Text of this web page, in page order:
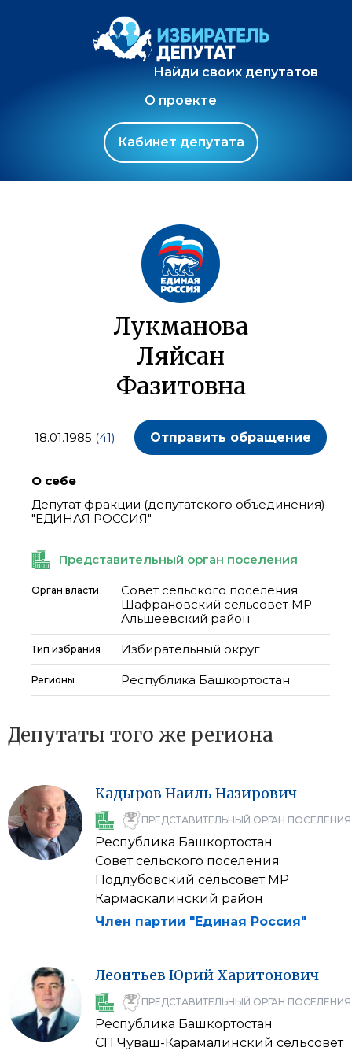
Найди своих депутатов
О проекте
Кабинет депутата
Лукманова
Ляйсан
Фазитовна
18.01.1985 (41) Отправить обращение
О себе
Депутат фракции (депутатского объединения)
"ЕДИНАЯ РОССИЯ"
Представительный орган поселения
Орган власти
Совет сельского поселения
Шафрановский сельсовет МР
Альшеевский район
Тип избрания Избирательный округ
Регионы Республика Башкортостан
Депутаты того же региона
Кадыров Наиль Назирович
ПРЕДСТАВИТЕЛЬНЫЙ ОРГАН ПОСЕЛЕНИЯ
Республика Башкортостан
Совет сельского поселения
Подлубовский сельсовет МР
Кармаскалинский район
Член партии "Единая Россия"
Леонтьев ЮрийХаритонович
ПРЕДСТАВИТЕЛЬНЫЙ ОРГАН ПОСЕЛЕНИЯ
Республика Башкортостан
СП Чуваш-Карамалинский сельсовет